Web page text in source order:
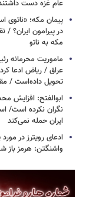
عام غزه دست
پیمان مکه؛ «ناتوی
در پیرامون ایران؟ /
مکه به ناتو
ماموریت محرمانه
عراق / ریاض ادعا
تحویل داده‌است /
ابوالفتح: افزایش
نگران نکرده است/
ایران حمله نمی‌کند
ادعای رویترز در
واشنگتن: هرمز باز